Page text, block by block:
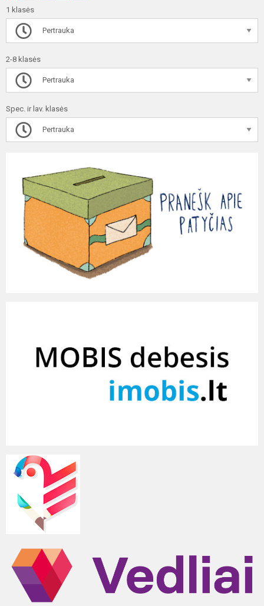
1 klasės
Pertrauka
2-8 klasės
Pertrauka
Spec. ir lav. klasės
Pertrauka